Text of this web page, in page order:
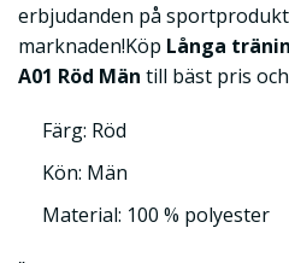
erbjudanden på
marknaden!Köp Långa
A01 Röd Män till bäst pris
Färg: Röd
Kön: Män
Material: 100 % polyester